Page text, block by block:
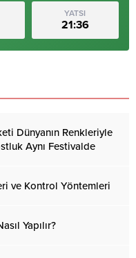
YATSI
21:36
Dünyanın Renkleriyle
Aynı Festivalde
ve Kontrol Yöntemleri
Yapılır?